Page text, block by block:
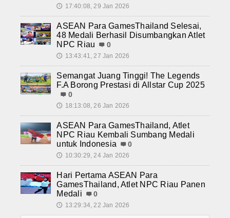
🕔 17:40:08, 29 Jan 2026
ASEAN Para GamesThailand Selesai,
48 Medali Berhasil Disumbangkan Atlet
NPC Riau
0
🕔 13:43:41, 27 Jan 2026
Semangat Juang Tinggi! The Legends
F.A Borong Prestasi di Allstar Cup 2025
0
🕔 18:13:08, 26 Jan 2026
ASEAN Para GamesThailand, Atlet
NPC Riau Kembali Sumbang Medali
untuk Indonesia
0
🕔 10:30:29, 24 Jan 2026
Hari Pertama ASEAN Para
GamesThailand, Atlet NPC Riau Panen
Medali
0
🕔 13:29:34, 22 Jan 2026